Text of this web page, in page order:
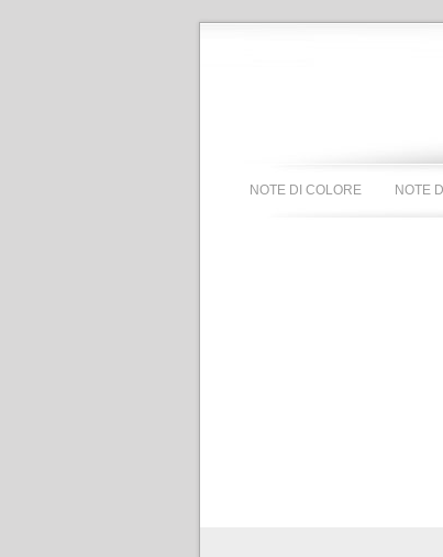
NOTE DI COLORE NOTE